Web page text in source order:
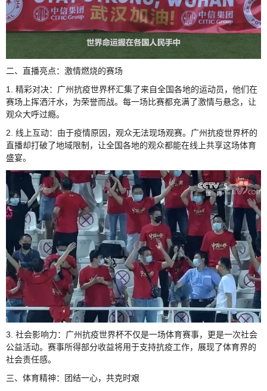
二、直播亮点：激情燃烧的赛场
1. 精彩对决：广州抗疫世界杯汇集了来自全国各地的运动员，他们在
赛场上挥洒汗水，为荣誉而战。每一场比赛都充满了激情与悬念，让
观众大呼过瘾。
2. 线上互动：由于疫情原因，观众无法现场观赛。广州抗疫世界杯的
直播却打破了地域限制，让全国各地的观众都能在线上共享这场体育
盛宴。
3. 社会影响力：广州抗疫世界杯不仅是一场体育赛事，更是一次社会
公益活动。赛事所得部分收益将用于支持抗疫工作，展现了体育界的
社会责任感。
三、体育精神：团结一心，共克时艰